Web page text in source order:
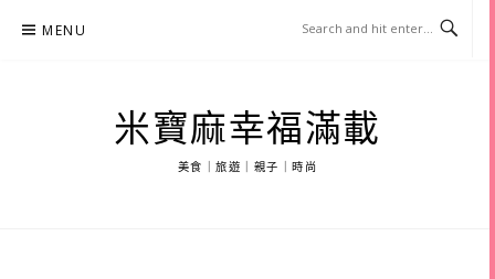
MENU
米寶麻幸福滿載
美食｜旅遊｜親子｜時尚